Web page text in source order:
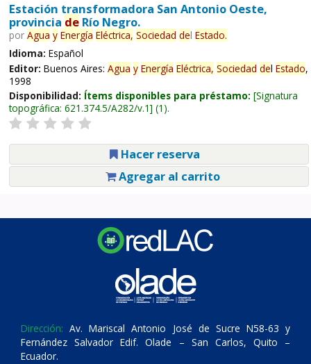
Estación transformadora San Antonio Oeste,
provincia deRío Negro.
por Agua y Energía Eléctrica, Sociedad del Estado.
Idioma: Español
Editor: Buenos Aires: Agua y Energía Eléctrica, Sociedad del Estado,
1998
Disponibilidad: Ítems disponibles para préstamo: Signatura
topográfica: 621.374.5/A282/v.1 (1).
Hacer reserva
Agregar al carrito
Dirección: Av. Mariscal Antonio José de Sucre N58-63 y
Fernández Salvador Edif. Olade – San Carlos, Quito –
Ecuador.